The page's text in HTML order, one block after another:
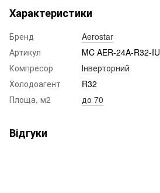
Характеристики
Бренд
Aerostar
Артикул
MC AER-24A-R32-IU
Компресор
Інверторний
Холодоагент
R32
Площа, м2
до 70
Відгуки